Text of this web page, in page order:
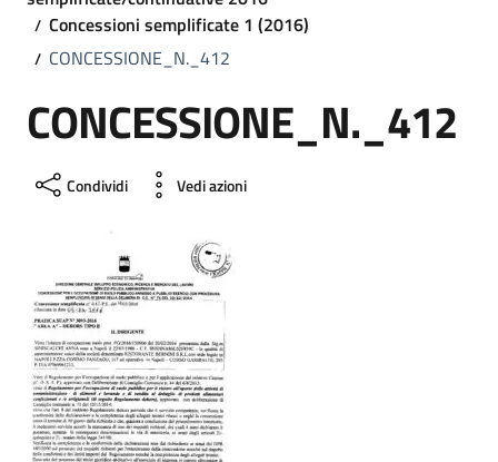
Concessioni semplificate 1 (2016)
CONCESSIONE_N._412
CONCESSIONE_N._412
Condividi Vedi azioni